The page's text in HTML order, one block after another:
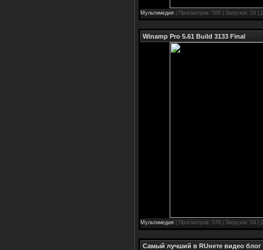
Мультимедия | Просмотров: 506 | Загрузок: 24 |
Winamp Pro 5.61 Build 3133 Final
Мультимедия | Просмотров: 578 | Загрузок: 24 |
Самый лучший в RUнете видео блог